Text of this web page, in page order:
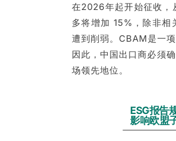
在2026年起开始征收，
多将增加 15%，除非相
遭到削弱。CBAM是一
因此，中国出口商必须
场领先地位。
ESG报
影响欧盟